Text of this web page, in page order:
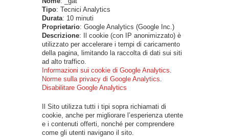
Tipo: Tecnici Analytics
Durata: 10 minuti
Proprietario: Google Analytics (Google Inc.)
Descrizione: Il cookie (con IP anonimizzato) è
utilizzato per accelerare i tempi di caricamento
della pagina, limitando la raccolta di dati sui siti
ad alto traffico.
Informazioni sui cookie di Google Analytics.
Norme sulla privacy di Google Analytics.
Disabilitare Google Analytics
Il Sito utilizza tutti i tipi sopra richiamati di
cookie, anche per migliorare l’esperienza utente
e i contenuti offerti, nonché per comprendere
come gli utenti navigano il sito.